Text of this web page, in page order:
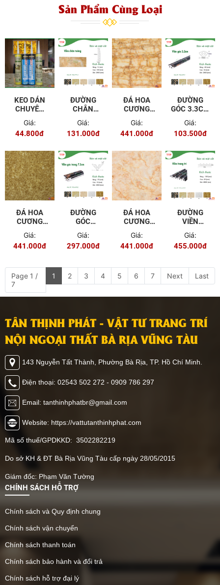
Sản Phẩm Cùng Loại
KEO DÁN
CHUYÊN
Giá:
44.800đ
ĐƯỜNG
CHÂN
CM TGL -
7915
Giá:
131.000đ
ĐÁ HOA
CƯƠNG
9601
Giá:
441.000đ
ĐƯỜNG
GÓC 3.3CM
Giá:
103.500đ
ĐÁ HOA
CƯƠNG
PVC TGP -
9602
Giá:
441.000đ
ĐƯỜNG
GÓC
TRONG
7.5CM TGL
- 6902
Giá:
297.000đ
ĐÁ HOA
CƯƠNG
PVC TGP -
9605
Giá:
441.000đ
ĐƯỜNG
VIỀN
TRANG TRÍ
15CM TGL
- 6909
Giá:
455.000đ
Page 1 /
7
1 2 3 4 5 6 7 Next Last
TÂN THỊNH PHÁT - VẬT TƯ TRANG TRÍ
NỘI NGOẠI THẤT BÀ RỊA VŨNG TÀU
143 Nguyễn Tất Thành, Phường Bà Rịa, TP. Hồ Chí Minh.
Điện thoại: 02543 502 272 - 0909 786 297
Email: tanthinhphatbr@gmail.com
Website: https://vattutanthinhphat.com
Mã số thuế/GPDKKD: 3502282219
Do sở KH & ĐT Bà Rịa Vũng Tàu cấp ngày 28/05/2015
Giám đốc: Phạm Văn Tường
CHÍNH SÁCH HỖ TRỢ
Chính sách và Quy định chung
Chính sách vận chuyển
Chính sách thanh toán
Chính sách bảo hành và đổi trả
Chính sách hỗ trợ đại lý